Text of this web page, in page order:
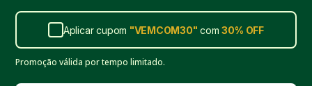
Aplicar cupom "VEMCOM30" com30% OFF
Promoção válida por tempo limitado.